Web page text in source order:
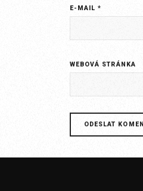
E-MAIL*
WEBOVÁ STRÁNKA